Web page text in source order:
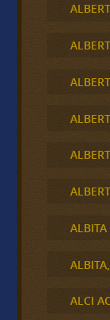
ALBITA
ALBITA,
ALCI